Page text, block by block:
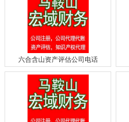
六合含山资产评估公司电话